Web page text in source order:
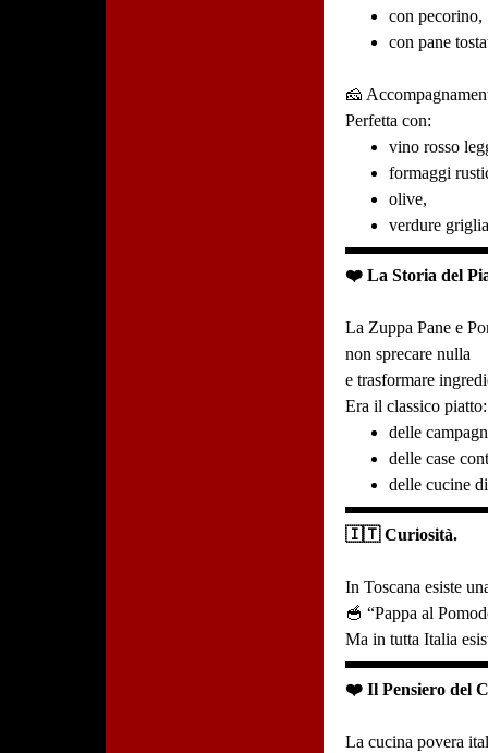
con pecorino,
con pane
🧀
Perfetta con:
vino rosso
formaggi
olive,
verdure
❤️ La Storia del
La Zuppa Pane e
non sprecare nulla
e trasformare
Era il classico piatto:
delle
delle case
delle cucine
🇮🇹 Curiosità.
In Toscana esiste
🥣 “Pappa al
Ma in tutta Italia
❤️ Il Pensiero del
La cucina povera